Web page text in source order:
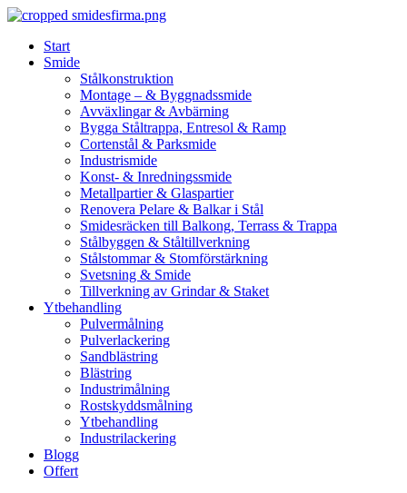
Skip
contentStart
Smide
Stålkonstruktion
Montage – & Byggnadssmide
Avväxlingar & Avbärning
Bygga Ståltrappa, Entresol & Ramp
Cortenstål & Parksmide
Industrismide
Konst- & Inredningssmide
Metallpartier & Glaspartier
Renovera Pelare & Balkar i Stål
Smidesräcken till Balkong, Terrass & Trappa
Stålbyggen & Ståltillverkning
Stålstommar & Stomförstärkning
Svetsning & Smide
Tillverkning av Grindar & Staket
Ytbehandling
Pulvermålning
Pulverlackering
Sandblästring
Blästring
Industrimålning
Rostskyddsmålning
Ytbehandling
Industrilackering
Blogg
Offert